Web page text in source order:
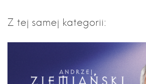
Z tej samej kategorii: